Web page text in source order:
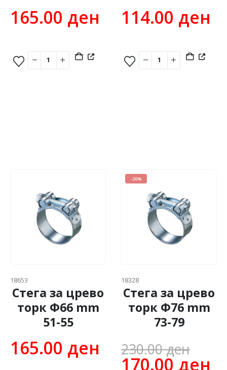
165.00 ден 114.00 ден
18653
Стега за црево
торк Ф66 mm
51-55
165.00 ден
-26%
18328
Стега за црево
торк Ф76 mm
73-79
230.00ден
170.00 ден